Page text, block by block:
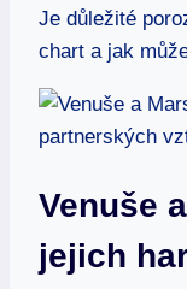
Je důležité
chart a jak
Venuše
jejich‍